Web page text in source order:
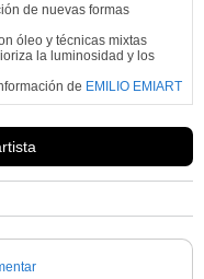
de nuevas formas
óleo y técnicas mixtas
la luminosidad y los
de EMILIO EMIART